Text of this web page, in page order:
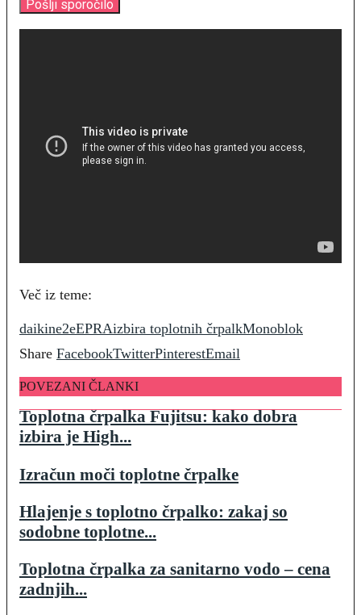
Več iz teme:
daikine2eEPRAizbira toplotnih črpalkMonoblok
Share FacebookTwitterPinterestEmail
POVEZANI ČLANKI
Toplotna črpalka Fujitsu: kako dobra
izbira je High...
Izračun moči toplotne črpalke
Hlajenje s toplotno črpalko: zakaj so
sodobne toplotne...
Toplotna črpalka za sanitarno vodo – cena
zadnjih...